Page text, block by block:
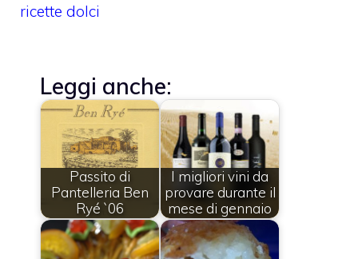
ricette dolci
Leggi anche:
Passito di
Pantelleria Ben
Ryé `06
I migliori vini da
provare durante il
mese di gennaio